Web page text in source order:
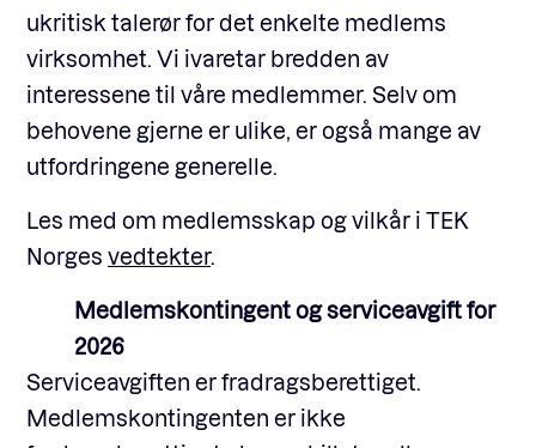
ukritisk talerør for det enkelte medlems
virksomhet. Vi ivaretar bredden av
interessene til våre medlemmer. Selv om
behovene gjerne er ulike, er også mange av
utfordringene generelle.
Les med om medlemsskap og vilkår i TEK
Norges vedtekter.
Medlemskontingent og serviceavgift for
2026
Serviceavgiften er fradragsberettiget.
Medlemskontingenten er ikke